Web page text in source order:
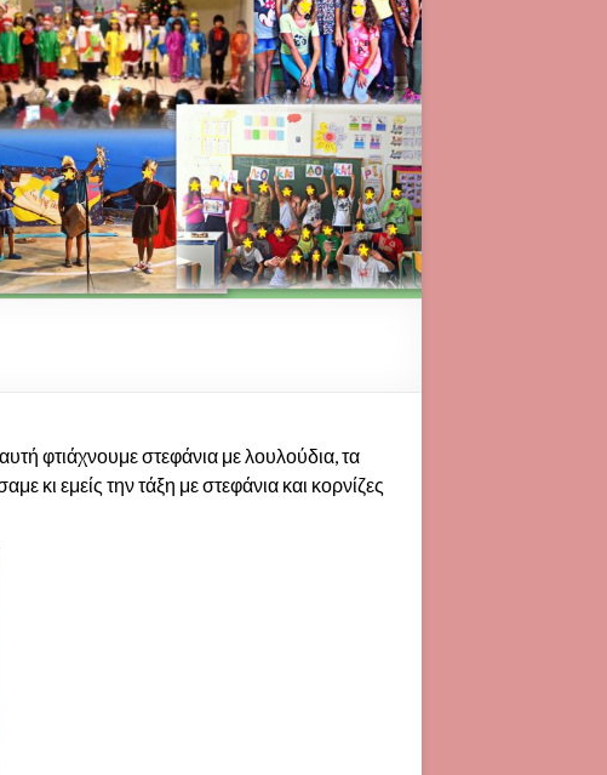
φτιάχνουμε στεφάνια με λουλούδια, τα
κι εμείς την τάξη με στεφάνια και κορνίζες